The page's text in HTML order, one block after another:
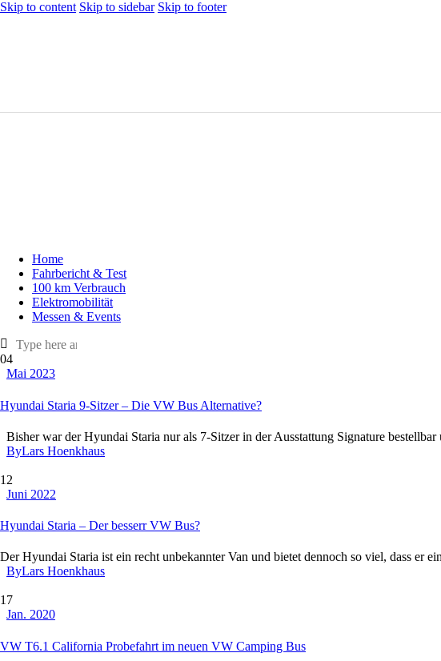
Skip to content Skip to sidebar Skip to footer
Home
Fahrbericht & Test
100 km Verbrauch
Elektromobilität
Messen & Events
04
Mai 2023
Hyundai Staria 9-Sitzer – Die VW Bus Alternative?
Bisher war der Hyundai Staria nur als 7-Sitzer in der Ausstattung Signature
ByLars Hoenkhaus
12
Juni 2022
Hyundai Staria – Der besserr VW Bus?
Der Hyundai Staria ist ein recht unbekannter Van und bietet dennoch so viel, dass
ByLars Hoenkhaus
17
Jan. 2020
VW T6.1 California Probefahrt im neuen VW Camping Bus